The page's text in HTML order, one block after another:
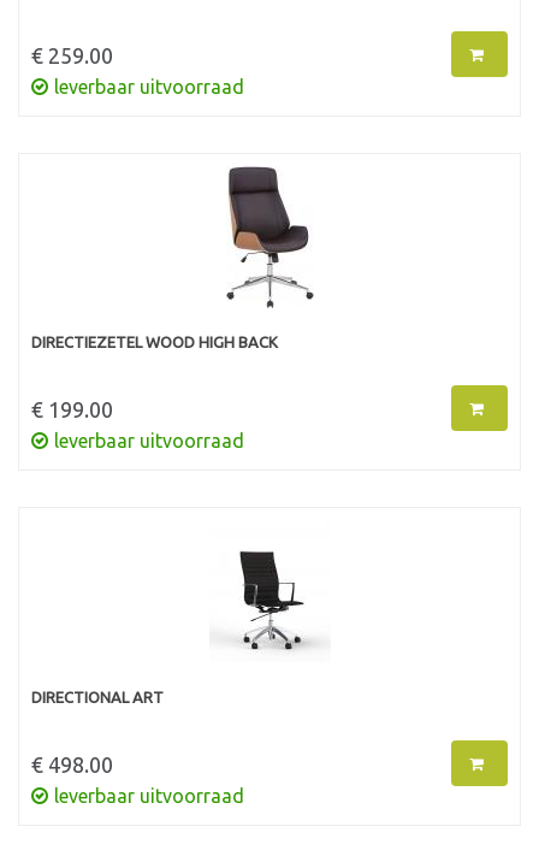
€ 259.00
leverbaar uitvoorraad
DIRECTIEZETEL WOOD HIGH BACK
€ 199.00
leverbaar uitvoorraad
DIRECTIONAL ART
€ 498.00
leverbaar uitvoorraad